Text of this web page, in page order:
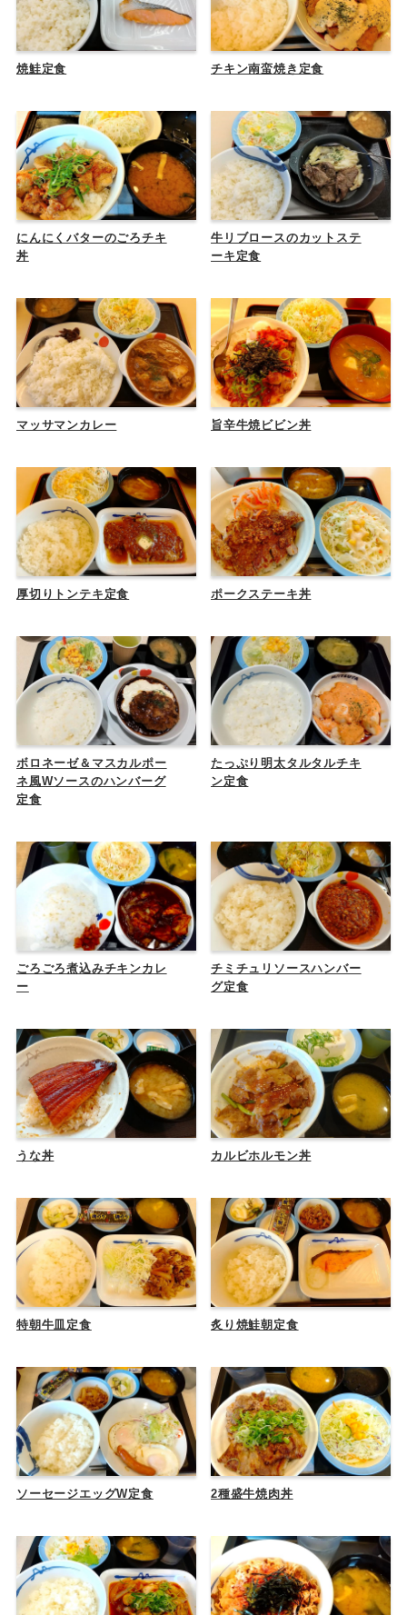
焼鮭定食 チキン南蛮焼き定食
にんにくバターのごろチキ
丼
牛リブロースのカットステ
ーキ定食
マッサマンカレー 旨辛牛焼ビビン丼
厚切りトンテキ定食 ポークステーキ丼
ボロネーゼ＆マスカルポー
ネ風Wソースのハンバーグ
定食
たっぷり明太タルタルチキ
ン定食
ごろごろ煮込みチキンカレ
ー
チミチュリソースハンバー
グ定食
うな丼 カルビホルモン丼
特朝牛皿定食 炙り焼鮭朝定食
ソーセージエッグW定食 2種盛牛焼肉丼